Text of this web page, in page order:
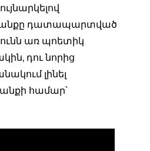
ջանքը դատապարտված
առ պոետիկ
դու նորից
լինել
համար՝